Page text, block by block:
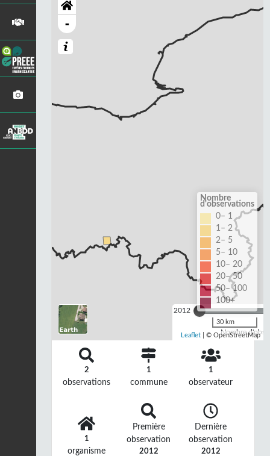
-
2012
Nombre
Nombre
d'observations
0– 1
1– 2
2– 5
5– 10
10– 20
20– 50
50– 100
100+
30 km
Leaflet | © OpenStreetMap
2
observations
1
commune
1
observateur
1
organisme
Première
observation
2012
Dernière
observation
2012